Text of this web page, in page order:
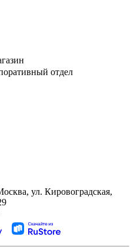
отдел
ул. Кировоградская,